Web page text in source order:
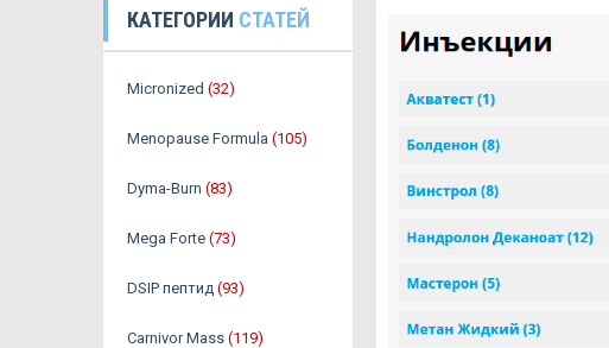
КАТЕГОРИИ СТАТЕЙ
Micronized (32)
Menopause Formula (105)
Dyma-Burn (83)
Mega Forte (73)
DSIP пептид (93)
Carnivor Mass (119)